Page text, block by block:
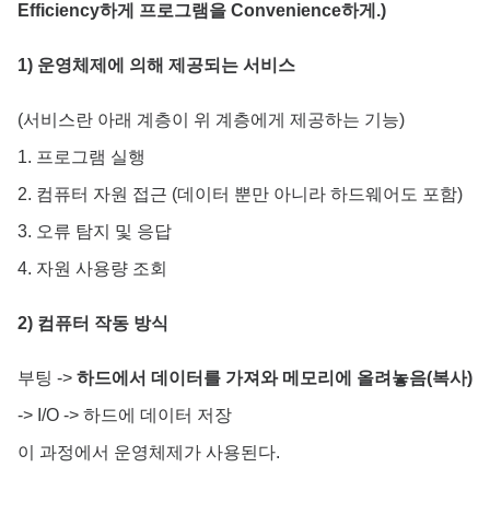
Efficiency하게 프로그램을 Convenience하게.)
1) 운영체제에 의해 제공되는 서비스
(서비스란 아래 계층이 위 계층에게 제공하는 기능)
1. 프로그램 실행
2. 컴퓨터 자원 접근 (데이터 뿐만 아니라 하드웨어도 포함)
3. 오류 탐지 및 응답
4. 자원 사용량 조회
2) 컴퓨터 작동 방식
부팅 -> 하드에서 데이터를 가져와 메모리에 올려놓음(복사)
-> I/O -> 하드에 데이터 저장
이 과정에서 운영체제가 사용된다.